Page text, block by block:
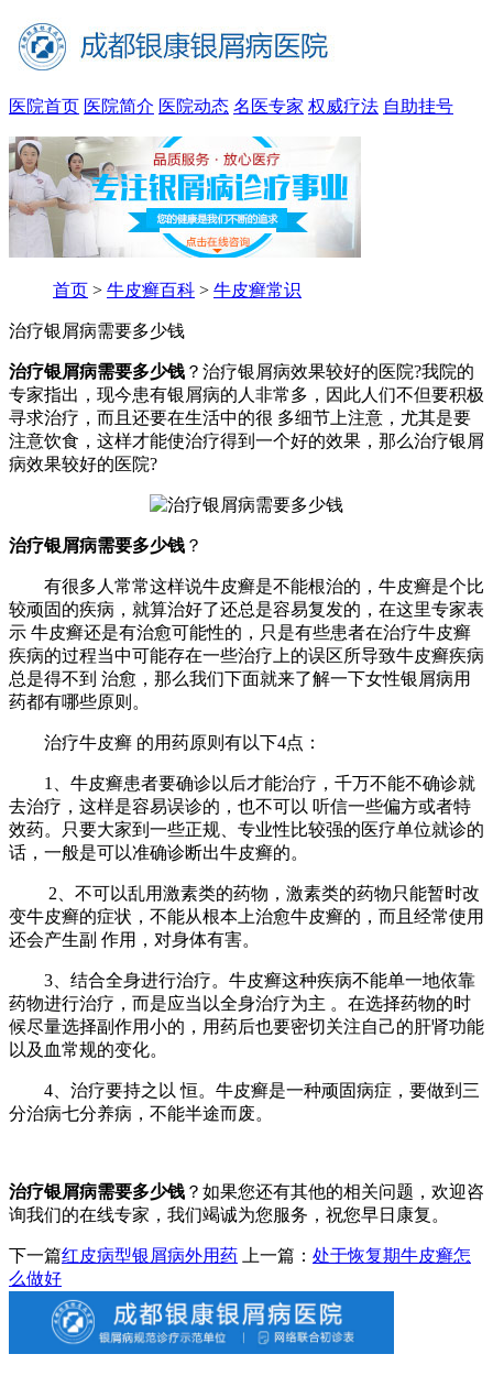
医院首页 医院简介 医院动态 名医专家 权威疗法 自助挂号
首页 > 牛皮癣百科 > 牛皮癣常识
治疗银屑病需要多少钱
治疗银屑病需要多少钱 ？治疗银屑病效果较好的医院?我院的
专家指出，现今患有银屑病的人非常多，因此人们不但要积极
寻求治疗，而且还要在生活中的很 多细节上注意，尤其是要
注意饮食，这样才能使治疗得到一个好的效果，那么治疗银屑
病效果较好的医院?
治疗银屑病需要多少钱 ？
有很多人常常这样说牛皮癣是不能根治的，牛皮癣是个比
较顽固的疾病，就算治好了还总是容易复发的，在这里专家表
示 牛皮癣还是有治愈可能性的，只是有些患者在治疗牛皮癣
疾病的过程当中可能存在一些治疗上的误区所导致牛皮癣疾病
总是得不到 治愈，那么我们下面就来了解一下女性银屑病用
药都有哪些原则。
治疗牛皮癣 的用药原则有以下4点：
1、牛皮癣患者要确诊以后才能治疗，千万不能不确诊就
去治疗，这样是容易误诊的，也不可以 听信一些偏方或者特
效药。只要大家到一些正规、专业性比较强的医疗单位就诊的
话，一般是可以准确诊断出牛皮癣的。
2、不可以乱用激素类的药物，激素类的药物只能暂时改
变牛皮癣的症状，不能从根本上治愈牛皮癣的，而且经常使用
还会产生副 作用，对身体有害。
3、结合全身进行治疗。牛皮癣这种疾病不能单一地依靠
药物进行治疗，而是应当以全身治疗为主 。在选择药物的时
候尽量选择副作用小的，用药后也要密切关注自己的肝肾功能
以及血常规的变化。
4、治疗要持之以 恒。牛皮癣是一种顽固病症，要做到三
分治病七分养病，不能半途而废。
治疗银屑病需要多少钱 ？如果您还有其他的相关问题，欢迎咨
询我们的在线专家，我们竭诚为您服务，祝您早日康复。
下一篇红皮病型银屑病外用药 上一篇： 处于恢复期牛皮癣怎
么做好